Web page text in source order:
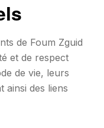
de Foum Zguid
et de respect
de vie, leurs
ainsi des liens